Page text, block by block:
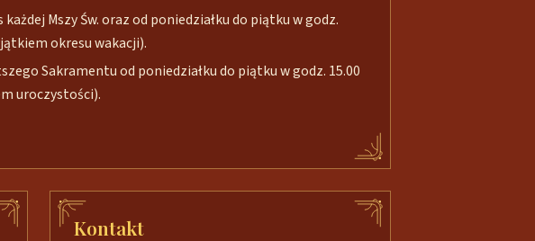
Mszy Św. oraz od poniedziałku do piątku w godz.
okresu wakacji).
Sakramentu od poniedziałku do piątku w godz. 15.00
uroczystości).
Kontakt